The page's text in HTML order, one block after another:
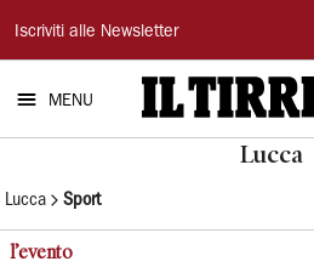
Il
Tirreno
Iscriviti alle Newsletter
MENU
Lucca
Lucca Sport
l’evento